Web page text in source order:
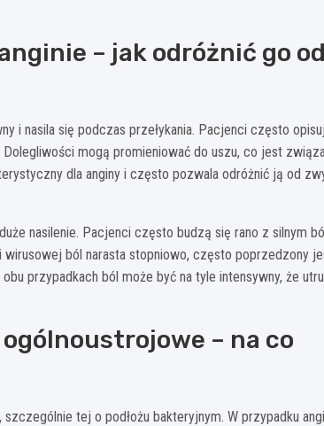
– jak odróżnić go od
i nasila się podczas przełykania. Pacjenci często
Dolegliwości mogą promieniować do uszu, co jest
dla anginy i często pozwala odróżnić ją od
nasilenie. Pacjenci często budzą się rano z silnym
ból narasta stopniowo, często poprzedzony
przypadkach ból może być na tyle intensywny, że
– na co
tej o podłożu bakteryjnym. W przypadku